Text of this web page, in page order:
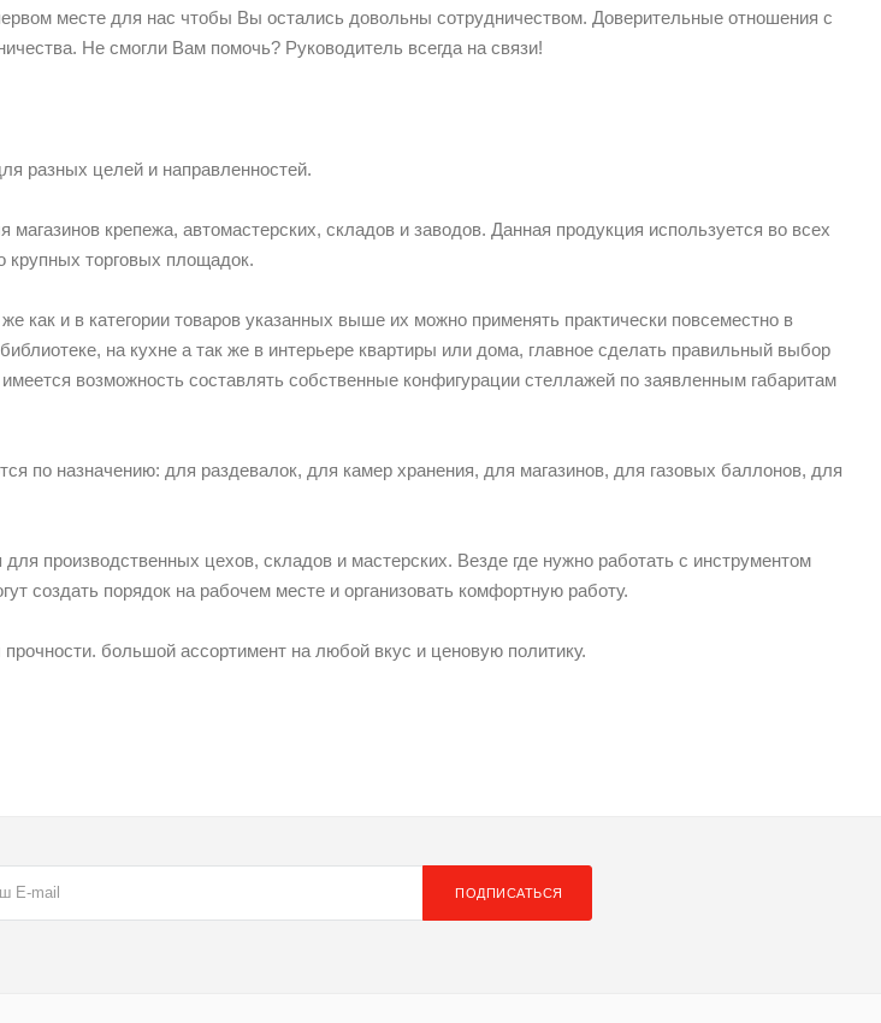
месте для нас чтобы Вы остались довольны сотрудничеством. Доверительные отношения с
Не смогли Вам помочь? Руководитель всегда на связи!
разных целей и направленностей.
крепежа, автомастерских, складов и заводов. Данная продукция используется во всех
крупных торговых площадок.
как и в категории товаров указанных выше их можно применять практически повсеместно в
на кухне а так же в интерьере квартиры или дома, главное сделать правильный выбор
возможность составлять собственные конфигурации стеллажей по заявленным габаритам
по назначению: для раздевалок, для камер хранения, для магазинов, для газовых баллонов, для
производственных цехов, складов и мастерских. Везде где нужно работать с инструментом
создать порядок на рабочем месте и организовать комфортную работу.
большой ассортимент на любой вкус и ценовую политику.
ПОДПИСАТЬСЯ